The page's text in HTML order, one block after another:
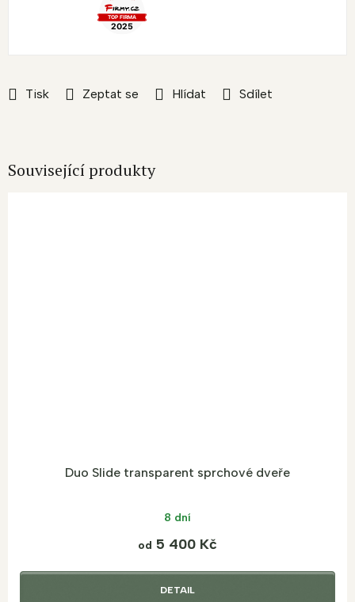
Tisk Zeptat se Hlídat Sdílet
Související produkty
Duo Slide transparent sprchové dveře
8 dní
od 5 400 Kč
DETAIL